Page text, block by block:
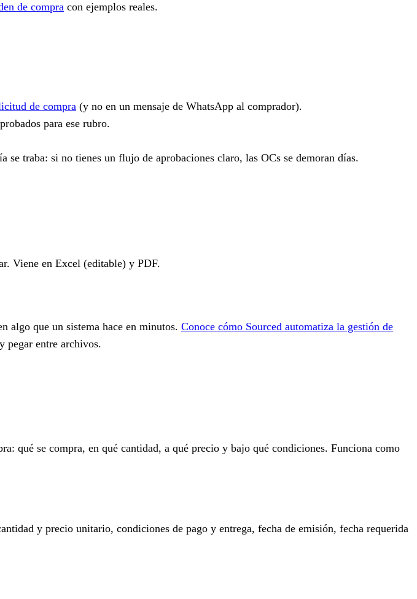
de compra con ejemplos reales.
de compra (y no en un mensaje de WhatsApp al comprador).
para ese rubro.
se traba: si no tienes un flujo de aprobaciones claro, las OCs se demoran días.
Viene en Excel (editable) y PDF.
algo que un sistema hace en minutos. Conoce cómo Sourced automatiza la gestión de
pegar entre archivos.
qué se compra, en qué cantidad, a qué precio y bajo qué condiciones. Funciona como
y precio unitario, condiciones de pago y entrega, fecha de emisión, fecha requerida